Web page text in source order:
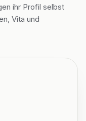
ihr Profil selbst
Vita und